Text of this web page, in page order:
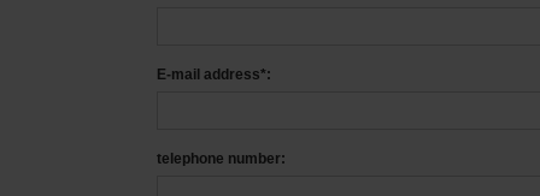
E-mail address*:
telephone number: